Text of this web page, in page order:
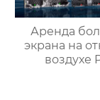
Аренда
экрана на
воздухе